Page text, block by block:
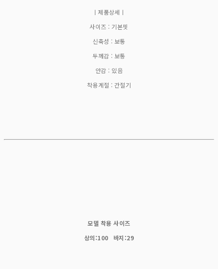
ㅣ제품상세ㅣ
사이즈 : 기본핏
신축성 : 보통
두께감 : 보통
안감 : 있음
착용계절 : 간절기
모델 착용 사이즈
상의:100 바지:29